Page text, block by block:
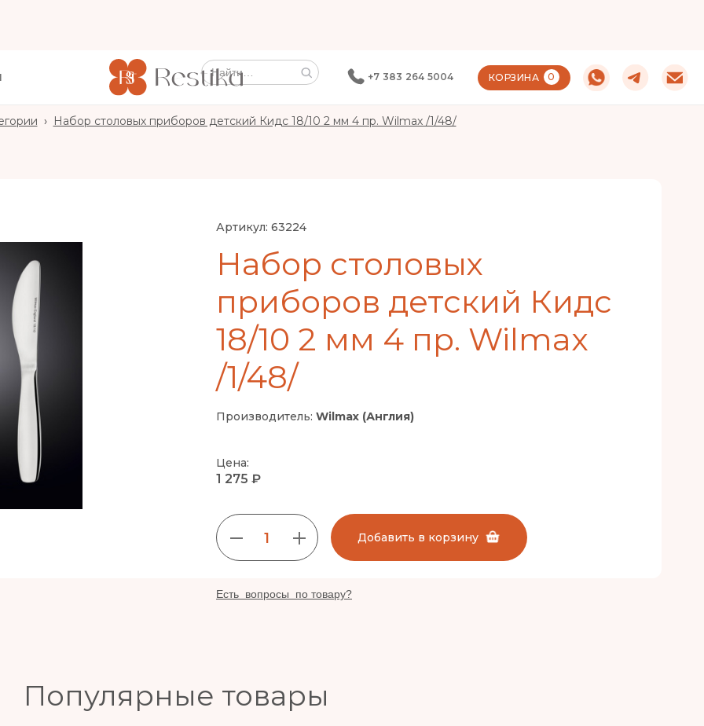
+7 383 264 5004 КОРЗИНА 0
› Набор столовых приборов детский Кидс 18/10 2 мм 4 пр. Wilmax /1/48/
Артикул: 63224
Набор столовых
приборов детский Кидс
18/10 2 мм 4 пр. Wilmax
/1/48/
Производитель: Wilmax (Англия)
Цена:
1 275 ₽
1 Добавить в корзину
Есть вопросы по товару?
Популярные товары